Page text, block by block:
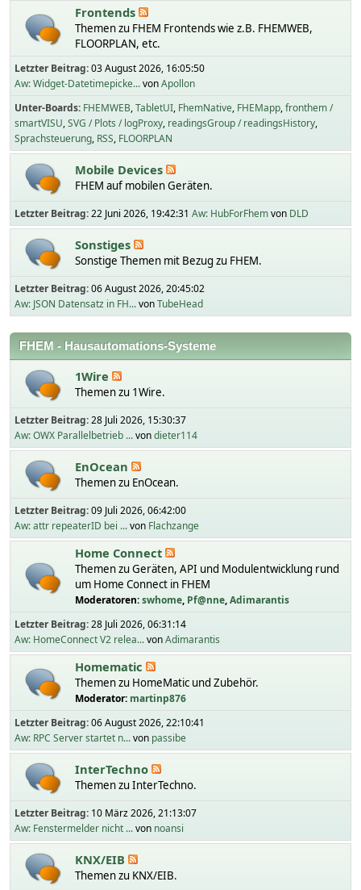
Frontends
Themen zu FHEM Frontends wie z.B. FHEMWEB,
FLOORPLAN, etc.
Letzter Beitrag:03 August 2026, 16:05:50
Aw: Widget-Datetimepicke...vonApollon
Unter-Boards FHEMWEB TabletUI FhemNative FHEMapp fronthem /
smartVISU SVG / Plots / logProxy readingsGroup / readingsHistory
Sprachsteuerung RSS FLOORPLAN
Mobile Devices
FHEM auf mobilen Geräten.
Letzter Beitrag:22 Juni 2026, 19:42:31 Aw: HubForFhemvon DLD
Sonstiges
Sonstige Themen mit Bezug zu FHEM.
Letzter Beitrag:06 August 2026, 20:45:02
Aw: JSON Datensatz in FH...vonTubeHead
FHEM - Hausautomations-Systeme
1Wire
Themen zu 1Wire.
Letzter Beitrag:28 Juli 2026, 15:30:37
Aw: OWX Parallelbetrieb ...vondieter114
EnOcean
Themen zu EnOcean.
Letzter Beitrag:09 Juli 2026, 06:42:00
Aw: attr repeaterID bei ...von Flachzange
Home Connect
Themen zu Geräten, API und Modulentwicklung rund
um Home Connect in FHEM
Moderatoren:swhome, Pf@nne,Adimarantis
Letzter Beitrag:28 Juli 2026, 06:31:14
Aw: HomeConnect V2 relea...vonAdimarantis
Homematic
Themen zu HomeMatic und Zubehör.
Moderator: martinp876
Letzter Beitrag:06 August 2026, 22:10:41
Aw: RPC Server startet n...von passibe
InterTechno
Themen zu InterTechno.
Letzter Beitrag: 10 März 2026, 21:13:07
Aw: Fenstermelder nicht ...von noansi
KNX/EIB
Themen zu KNX/EIB.